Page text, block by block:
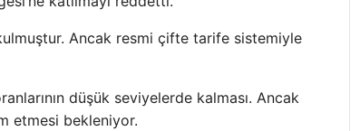
Ancak resmi çifte tarife sistemiyle
düşük seviyelerde kalması. Ancak
etmesi bekleniyor.